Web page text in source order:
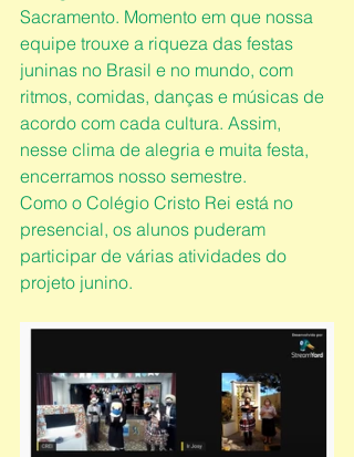
Sacramento. Momento em que nossa
equipe trouxe a riqueza das festas
juninas no Brasil e no mundo, com
ritmos, comidas, danças e músicas de
acordo com cada cultura. Assim,
nesse clima de alegria e muita festa,
encerramos nosso semestre.
Como o Colégio Cristo Rei está no
presencial, os alunos puderam
participar de várias atividades do
projeto junino.